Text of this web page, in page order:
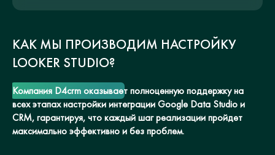
КАК МЫ ПРОИЗВОДИМ НАСТРОЙКУ
LOOKER STUDIO?
Компания D4crm оказывает полноценную поддержку на
всех этапах настройки интеграции Google Data Studio и
CRM, гарантируя, что каждый шаг реализации пройдет
максимально эффективно и без проблем.